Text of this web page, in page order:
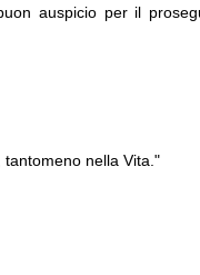
auspicio per il
nella Vita."